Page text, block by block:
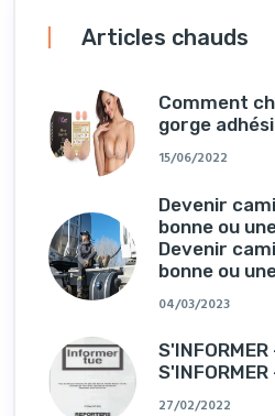
Articles chauds
Comment
gorge
15/06/2022
Devenir
bonne ou
Devenir
bonne ou
04/03/2023
27/02/2022